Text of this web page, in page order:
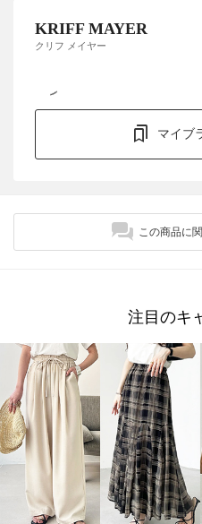
KRIFF MAYER
クリフ メイヤー
マイブ
この商品に
注目のキ